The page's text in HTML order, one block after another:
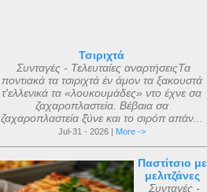
Τσιριχτά
Συνταγές - Τελευταίες αναρτήσειςΤα
ποντιακά τα τσιριχτά έν άμον τα ξακουστά
τ'ελλενικά τα «λουκουμάδες» ντο έχνε σα
ζαχαροπλαστεία. Βέβαια σα
ζαχαροπλαστεία ξ̌ύνε και το σιρόπ απάν...
Jul-31 - 2026 | More ->
Παστίτσιο με
μελιτζάνες
Συνταγές -